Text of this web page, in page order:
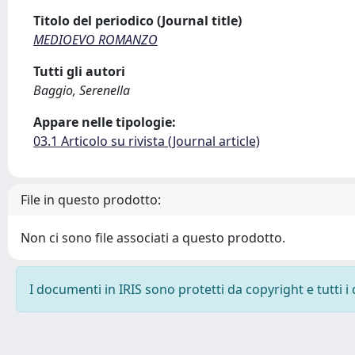
Titolo del periodico (Journal title)
MEDIOEVO ROMANZO
Tutti gli autori
Baggio, Serenella
Appare nelle tipologie:
03.1 Articolo su rivista (Journal article)
File in questo prodotto:
Non ci sono file associati a questo prodotto.
I documenti in IRIS sono protetti da copyright e tutti